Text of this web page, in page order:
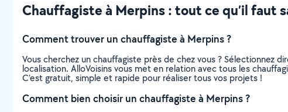
Chauffagiste à Merpins : tout ce qu’il faut
Comment trouver un chauffagiste à Merpins ?
Vous cherchez un chauffagiste près de chez vous ?
localisation. AlloVoisins vous met en relation avec tous les
C’est gratuit, simple et rapide pour réaliser tous vos projets !
Comment bien choisir un chauffagiste à Merpins ?